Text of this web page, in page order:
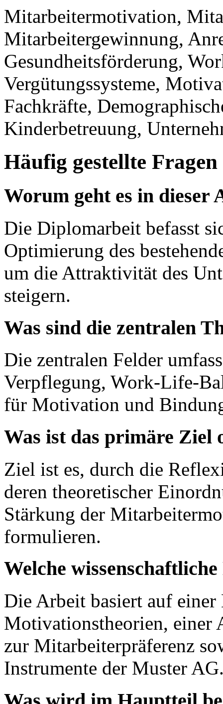
Mitarbeitermotivation,
Mitarbeitergewinnung,
Gesundheitsförderung,
Vergütungssysteme,
Fachkräfte,
Kinderbetreuung,
Häufig gestellte Fragen
Worum geht es in dieser
Die Diplomarbeit befasst
Optimierung des
um die Attraktivität des
steigern.
Was sind die zentralen
Die zentralen Felder
Verpflegung, Work-Life-
für Motivation und
Was ist das primäre Ziel
Ziel ist es, durch die
deren theoretischer
Stärkung der
formulieren.
Welche
Die Arbeit basiert auf
Motivationstheorien, einer
zur Mitarbeiterpräferenz
Instrumente der Muster